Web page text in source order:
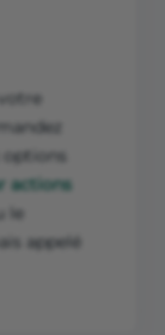
actions
le
appelé